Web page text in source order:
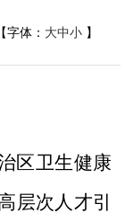
字体： 大中小 】
区卫生健康
层次人才引